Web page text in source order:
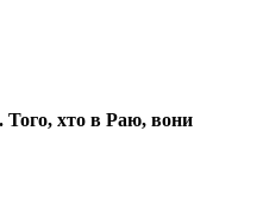
Того, хто в Раю, вони